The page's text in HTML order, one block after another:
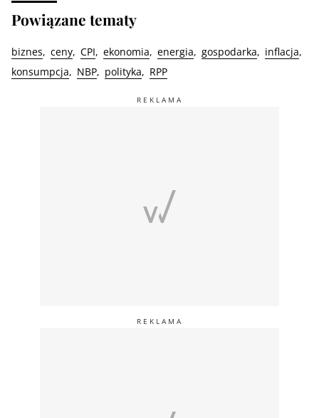
Powiązane tematy
biznes ceny CPI ekonomia energia gospodarka
inflacja
konsumpcja
NBP polityka RPP